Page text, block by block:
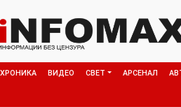
ХРОНИКА ВИДЕО СВЕТ АРСЕНАЛ